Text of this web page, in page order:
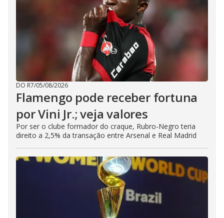
DO R7/05/08/2026
Flamengo pode receber fortuna
por Vini Jr.; veja valores
Por ser o clube formador do craque, Rubro-Negro teria
direito a 2,5% da transação entre Arsenal e Real Madrid